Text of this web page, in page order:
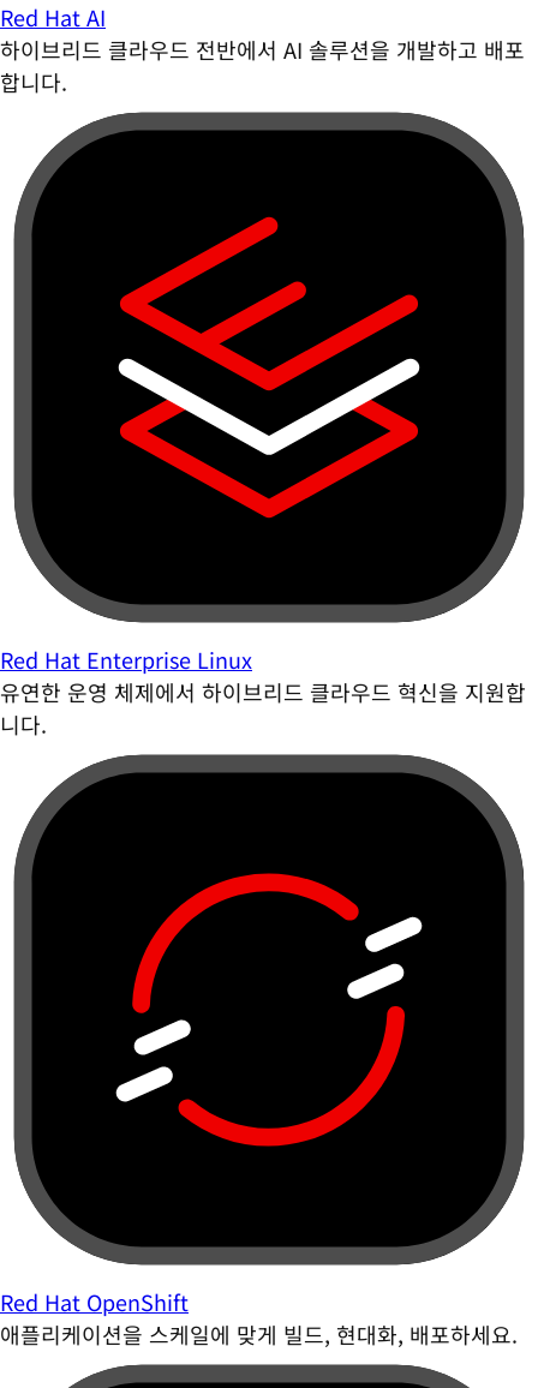
Red Hat AI
하이브리드 클라우드 전반에서 AI 솔루션을 개발하고 배포
합니다.
Red Hat Enterprise Linux
유연한 운영 체제에서 하이브리드 클라우드 혁신을 지원합
니다.
Red Hat OpenShift
애플리케이션을 스케일에 맞게 빌드, 현대화, 배포하세요.